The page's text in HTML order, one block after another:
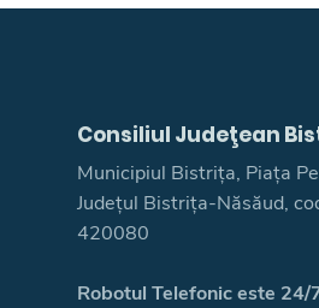
Consiliul Judeţean
Municipiul Bistrița, Piața
Județul Bistrița-Năsăud,
420080
Robotul Telefonic este 24/